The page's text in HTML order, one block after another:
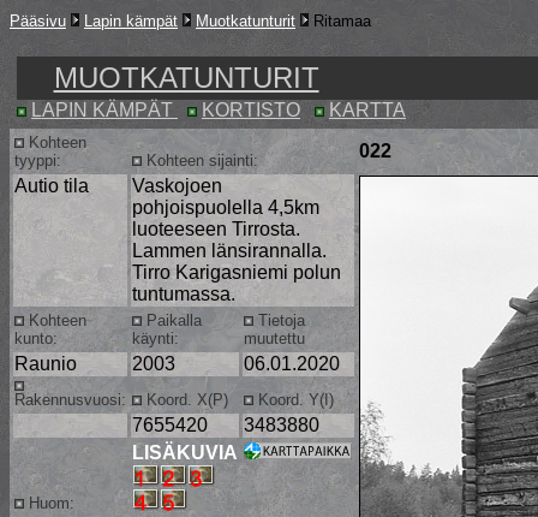
Pääsivu Lapin kämpät Muotkatunturit Ritamaa
MUOTKATUNTURIT
LAPIN KÄMPÄT KORTISTO KARTTA
Kohteen
tyyppi:
Kohteen sijainti:
022
Autio tila
Vaskojoen
pohjoispuolella 4,5km
luoteeseen Tirrosta.
Lammen länsirannalla.
Tirro Karigasniemi polun
tuntumassa.
Kohteen
kunto:
Paikalla
käynti:
Tietoja
muutettu
Raunio 2003 06.01.2020
Rakennusvuosi: Koord. X(P) Koord. Y(I)
7655420 3483880
Huom:
LISÄKUVIA